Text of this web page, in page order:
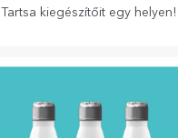
Tartsa kiegészítőit egy helyen!